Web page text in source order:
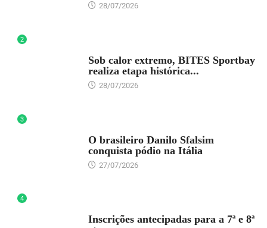
28/07/2026
2
Sob calor extremo, BITES Sportbay
realiza etapa histórica...
28/07/2026
3
O brasileiro Danilo Sfalsim
conquista pódio na Itália
27/07/2026
4
Inscrições antecipadas para a 7ª e 8ª